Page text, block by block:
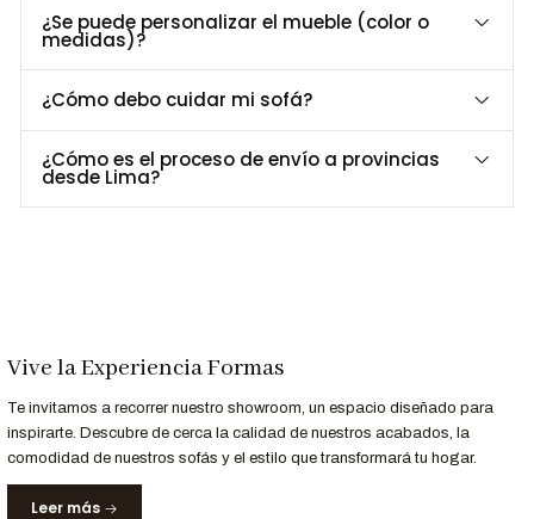
Especificación
Largo
50 cm
Profundidad
50 cm
Alto
44 cm
Material
Madera maciza y patas de madera tono oscuro
Asiento
Espuma de alta densidad 27 kg de densidad
Contáctanos al 952-998-747para más información.
Entrega Rápida y Garantía
Servicio
¿Se puede personalizar el mueble (color o
medidas)?
¿Cómo debo cuidar mi sofá?
¿Cómo es el proceso de envío a provincias
desde Lima?
Vive la Experiencia Formas
Te invitamos a recorrer nuestro showroom, un espacio diseñado para
inspirarte. Descubre de cerca la calidad de nuestros acabados, la
comodidad de nuestros sofás y el estilo que transformará tu hogar.
Leer más